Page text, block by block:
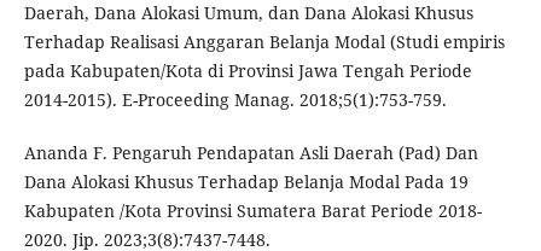
Daerah, Dana Alokasi Umum, dan Dana Alokasi Khusus
Terhadap Realisasi Anggaran Belanja Modal (Studi empiris
pada Kabupaten/Kota di Provinsi Jawa Tengah Periode
2014-2015). E-Proceeding Manag. 2018;5(1):753-759.
Ananda F. Pengaruh Pendapatan Asli Daerah (Pad) Dan
Dana Alokasi Khusus Terhadap Belanja Modal Pada 19
Kabupaten /Kota Provinsi Sumatera Barat Periode 2018-
2020. Jip. 2023;3(8):7437-7448.